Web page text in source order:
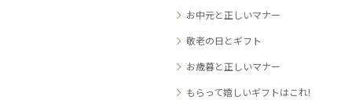
お中元と正しいマナー
敬老の日とギフト
お歳暮と正しいマナー
もらって嬉しいギフトはこれ!